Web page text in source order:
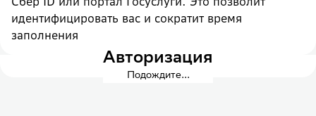
идентифицировать вас и сократит время
заполнения
Авторизация
Подождите...